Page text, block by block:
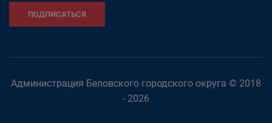
ПОДПИСАТЬСЯ
Администрация Беловского городского округа © 2018
- 2026